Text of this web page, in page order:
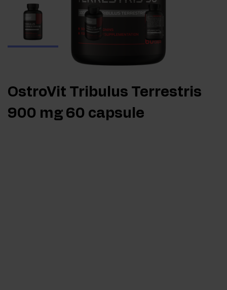
OstroVit Tribulus Terrestris
900 mg 60 capsule